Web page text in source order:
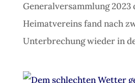
Generalversammlung 2023
Heimatvereins fand nach
Unterbrechung wieder in